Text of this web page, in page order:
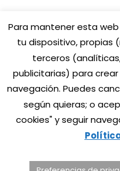
© 2025
Para mantener esta
tu dispositivo, propias
terceros
publicitarias) para
navegación. Puedes
según quieras; o
cookies" y seguir